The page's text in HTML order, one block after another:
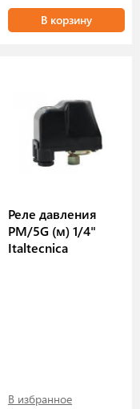
В корзину
Реле давления
РМ/5G (м) 1/4"
Italtecnica
В избранное